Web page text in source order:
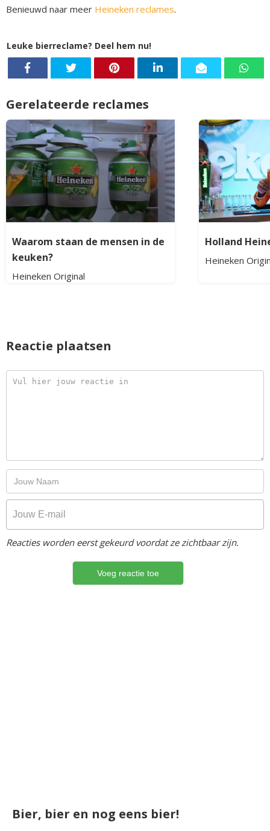
Benieuwd naar meer Heineken reclames.
Leuke bierreclame? Deel hem nu!
Gerelateerde reclames
Waarom staan de mensen in de
keuken?
Heineken Original
Holland
Heineken
Reactie plaatsen
Reacties worden eerst gekeurd voordat ze zichtbaar zijn.
Bier, bier en nog eens bier!